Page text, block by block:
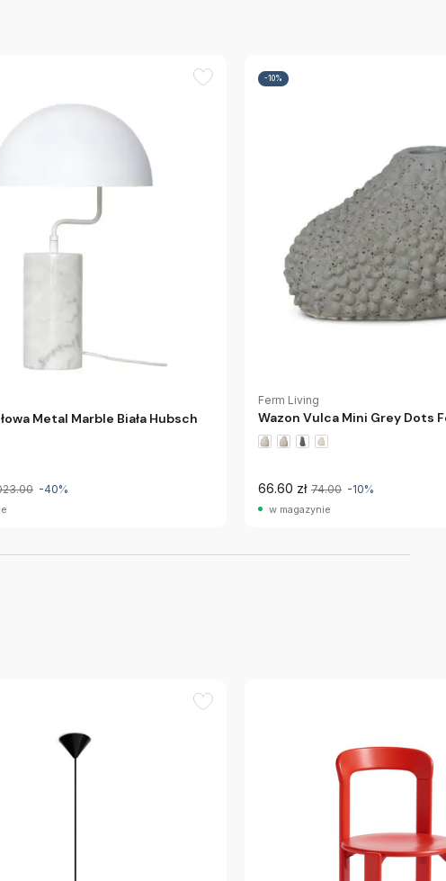
Metal Marble Biała Hubsch
-40%
-10%
Ferm Living
Wazon Vulca Mini Grey Dots
66.60 zł 74.00 -10%
w magazynie